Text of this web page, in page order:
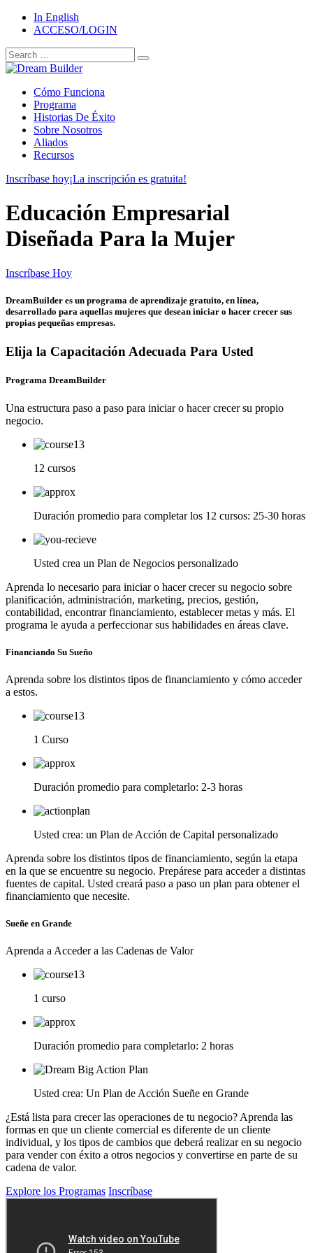
In English
ACCESO/LOGIN
Search
for:
Search
Cómo Funciona
Programa
Historias De Éxito
Sobre Nosotros
Aliados
Recursos
Inscríbase hoy¡La inscripción es gratuita!
Educación Empresarial
Diseñada Para la Mujer
Inscríbase Hoy
DreamBuilder es un programa de aprendizaje gratuito, en línea,
desarrollado para aquellas mujeres que desean iniciar o hacer crecer sus
propias pequeñas empresas.
Elija la Capacitación Adecuada Para Usted
Programa DreamBuilder
Una estructura paso a paso para iniciar o hacer crecer su propio
negocio.
12 cursos
Duración promedio para completar los 12 cursos: 25-30 horas
Usted crea un Plan de Negocios personalizado
Aprenda lo necesario para iniciar o hacer crecer su negocio sobre
planificación, administración, marketing, precios, gestión,
contabilidad, encontrar financiamiento, establecer metas y más. El
programa le ayuda a perfeccionar sus habilidades en áreas clave.
Financiando Su Sueño
Aprenda sobre los distintos tipos de financiamiento y cómo acceder
a estos.
1 Curso
Duración promedio para completarlo: 2-3 horas
Usted crea: un Plan de Acción de Capital personalizado
Aprenda sobre los distintos tipos de financiamiento, según la etapa
en la que se encuentre su negocio. Prepárese para acceder a distintas
fuentes de capital. Usted creará paso a paso un plan para obtener el
financiamiento que necesite.
Sueñe en Grande
Aprenda a Acceder a las Cadenas de Valor
1 curso
Duración promedio para completarlo: 2 horas
Usted crea: Un Plan de Acción Sueñe en Grande
¿Está lista para crecer las operaciones de tu negocio? Aprenda las
formas en que un cliente comercial es diferente de un cliente
individual, y los tipos de cambios que deberá realizar en su negocio
para vender con éxito a otros negocios y convertirse en parte de su
cadena de valor.
Explore los Programas Inscríbase